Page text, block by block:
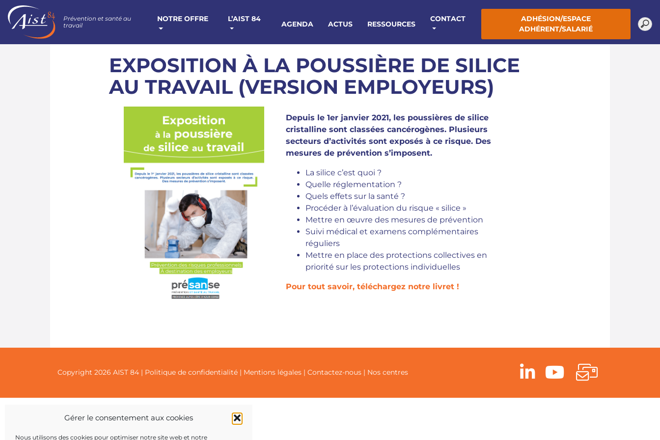
Gérer le consentement aux cookies
Nous utilisons des cookies pour optimiser notre site web et notre
Prévention et santé au
travail
NOTRE OFFRE L’AIST 84
AGENDA ACTUS RESSOURCES
CONTACT
ADHÉSION/ESPACE
ADHÉRENT/SALARIÉ
EXPOSITION À LA POUSSIÈRE DE SILICE
AU TRAVAIL (VERSION EMPLOYEURS)
Depuis le 1er janvier 2021, les poussières de silice
cristalline sont classées cancérogènes. Plusieurs
secteurs d’activités sont exposés à ce risque. Des
mesures de prévention s’imposent.
La silice c’est quoi ?
Quelle réglementation ?
Quels effets sur la santé ?
Procéder à l’évaluation du risque « silice »
Mettre en œuvre des mesures de prévention
Suivi médical et examens complémentaires
réguliers
Mettre en place des protections collectives en
priorité sur les protections individuelles
Pour tout savoir, téléchargez notre livret !
Copyright 2026 AIST 84 | Politique de confidentialité | Mentions légales | Contactez-nous | Nos centres